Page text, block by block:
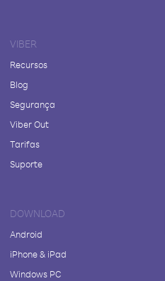
VIBER
Recursos
Blog
Segurança
Viber Out
Tarifas
Suporte
DOWNLOAD
Android
iPhone & iPad
Windows PC